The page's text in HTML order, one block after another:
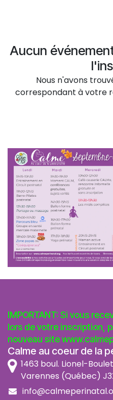
Aucun
Nous n'avons
correspondant à votre
IMPORTANT: Si vous
lors de votre inscription,
nouveau site
Calme au coeur de la
1463 boul. Lionel-
Varennes (Québec)